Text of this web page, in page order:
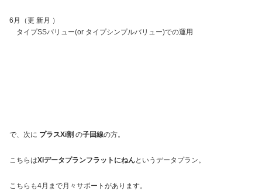
6月（更 新月 ）
タイプSSバリュー(or タイプシンプルバリュー)での運用
で、次に プラスXi割 の子回線の方。
こちらはXiデータプランフラットにねんというデータプラン。
こちらも4月まで月々サポートがあります。